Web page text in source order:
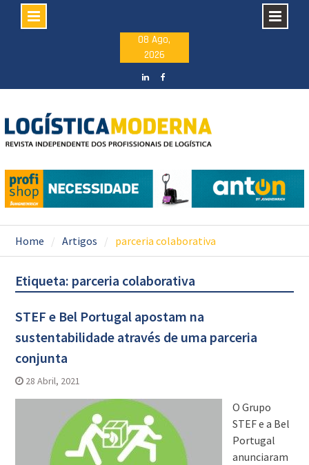
08 Ago,
2026
Home Artigos parceria colaborativa
Etiqueta: parceria colaborativa
STEF e Bel Portugal apostam na
sustentabilidade através de uma parceria
conjunta
28 Abril, 2021
O Grupo
STEF e a Bel
Portugal
anunciaram